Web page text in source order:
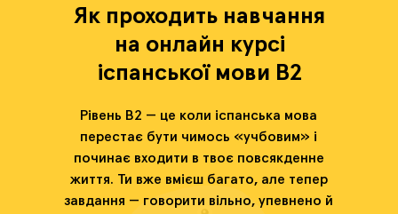
Як проходить навчання
на онлайн курсі
іспанської мови B2
Рівень B2 — це коли іспанська мова
перестає бути чимось «учбовим» і
починає входити в твоє повсякденне
життя. Ти вже вмієш багато, але тепер
завдання — говорити вільно, упевнено й